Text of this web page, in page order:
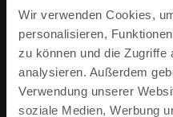
Wir verwenden Cookies,
personalisieren,
zu können und die Zugriffe
analysieren. Außerdem
Verwendung unserer
soziale Medien, Werbung
52152 Simmerath
Telefon: 02473/607199
E-MAIL VERFASSEN